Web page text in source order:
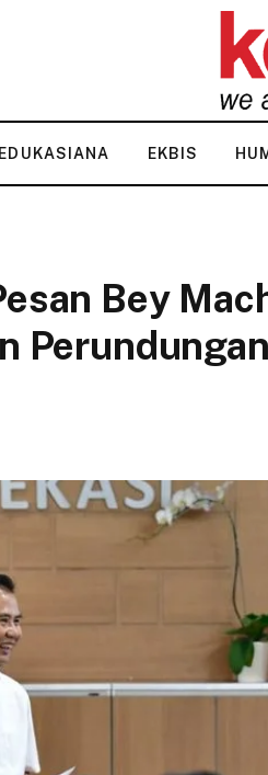
EDUKASIANA EKBIS
Bey